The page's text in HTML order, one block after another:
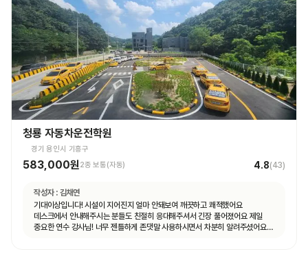
청룡 자동차운전학원
경기 용인시 기흥구
583,000원 2종 보통(자동) 4.8(43)
작성자 : 김채연
기대이상입니다! 시설이 지어진지 얼마 안돼보여 깨끗하고 쾌적했어요
데스크에서 안내해주시는 분들도 친절히 응대해주셔서 긴장 풀어졌어요 제일
중요한 연수 강사님! 너무 젠틀하게 존댓말 사용하시면서 차분히 알려주셨어요